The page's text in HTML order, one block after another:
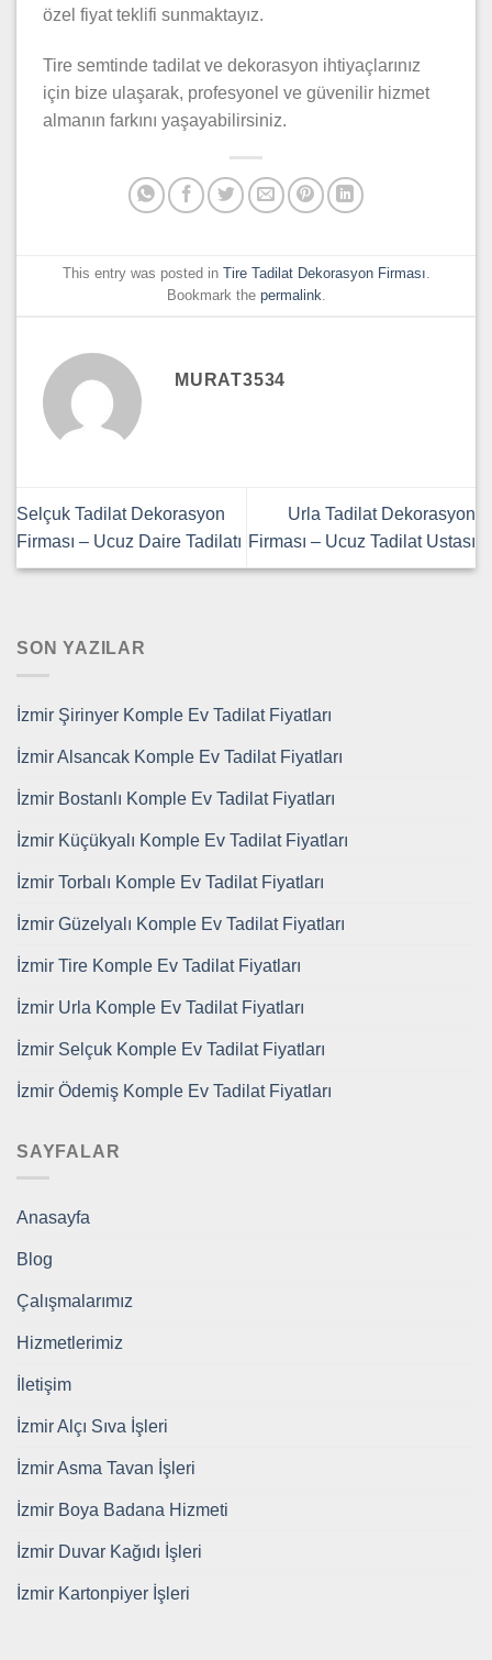
özel fiyat teklifi sunmaktayız.
Tire semtinde tadilat ve dekorasyon ihtiyaçlarınız
için bize ulaşarak, profesyonel ve güvenilir hizmet
almanın farkını yaşayabilirsiniz.
This entry was posted in Tire Tadilat Dekorasyon Firması
Bookmark the permalink
MURAT3534
Selçuk Tadilat Dekorasyon
Firması – Ucuz Daire Tadilatı
Urla Tadilat Dekorasyon
Firması – Ucuz Tadilat Ustası
SON YAZILAR
İzmir Şirinyer Komple Ev Tadilat Fiyatları
İzmir Alsancak Komple Ev Tadilat Fiyatları
İzmir Bostanlı Komple Ev Tadilat Fiyatları
İzmir Küçükyalı Komple Ev Tadilat Fiyatları
İzmir Torbalı Komple Ev Tadilat Fiyatları
İzmir Güzelyalı Komple Ev Tadilat Fiyatları
İzmir Tire Komple Ev Tadilat Fiyatları
İzmir Urla Komple Ev Tadilat Fiyatları
İzmir Selçuk Komple Ev Tadilat Fiyatları
İzmir Ödemiş Komple Ev Tadilat Fiyatları
SAYFALAR
Anasayfa
Blog
Çalışmalarımız
Hizmetlerimiz
İletişim
İzmir Alçı Sıva İşleri
İzmir Asma Tavan İşleri
İzmir Boya Badana Hizmeti
İzmir Duvar Kağıdı İşleri
İzmir Kartonpiyer İşleri